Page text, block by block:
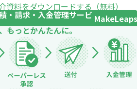
資料をダウンロードする（無料）
・請求・入金管理サービ MakeLeaps
もっとかんたんに。